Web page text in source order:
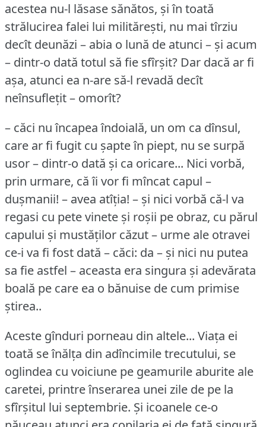
acestea nu-l lăsase sănătos, și în toată
strălucirea falei lui militărești, nu mai tîrziu
decît deunăzi – abia o lună de atunci – și acum
– dintr-o dată totul să fie sfîrșit? Dar dacă ar fi
așa, atunci ea n-are să-l revadă decît
neînsuflețit – omorît?
– căci nu încapea îndoială, un om ca dînsul,
care ar fi fugit cu șapte în piept, nu se surpă
usor – dintr-o dată și ca oricare... Nici vorbă,
prin urmare, că îi vor fi mîncat capul –
dușmanii! – avea atîția! – și nici vorbă că-l va
regasi cu pete vinete și roșii pe obraz, cu părul
capului și mustăților căzut – urme ale otravei
ce-i va fi fost dată – căci: da – și nici nu putea
sa fie astfel – aceasta era singura și adevărata
boală pe care ea o bănuise de cum primise
știrea..
Aceste gînduri porneau din altele... Viața ei
toată se înălța din adîncimile trecutului, se
oglindea cu voiciune pe geamurile aburite ale
caretei, printre înserarea unei zile de pe la
sfîrșitul lui septembrie. Și icoanele ce-o